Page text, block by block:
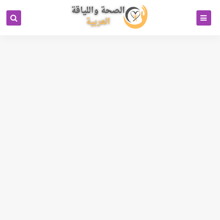
كود خاص بمحرك البحث بيتلجوجل انالتكس 4 رابط تبادل باك لينكات
Cipinet Business Directory